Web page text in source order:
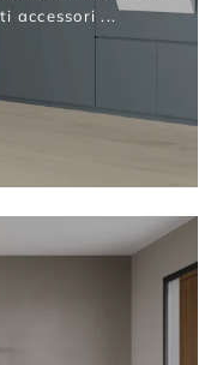
accessori ...